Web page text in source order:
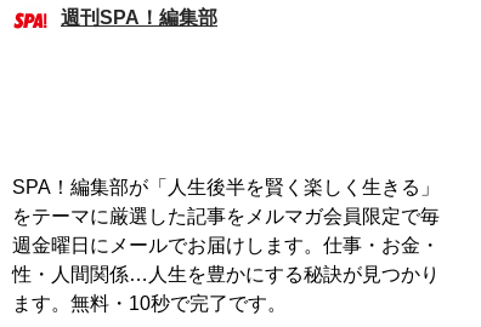
週刊SPA！編集部
SPA！編集部が「人生後半を賢く楽しく生きる」
をテーマに厳選した記事をメルマガ会員限定で毎
週金曜日にメールでお届けします。仕事・お金・
性・人間関係…人生を豊かにする秘訣が見つかり
ます。無料・10秒で完了です。